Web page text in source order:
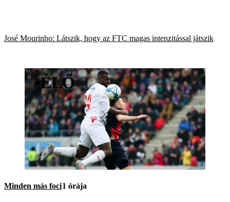
José Mourinho: Látszik, hogy az FTC magas intenzitással játszik
•ÉLŐ
Minden más foci1 órája